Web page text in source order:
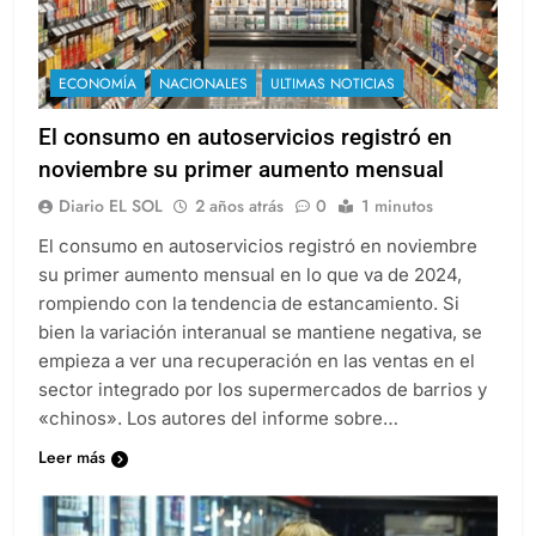
ECONOMÍA NACIONALES ULTIMAS NOTICIAS
El consumo en autoservicios registró en
noviembre su primer aumento mensual
Diario EL SOL 2 años atrás 0 1 minutos
El consumo en autoservicios registró en noviembre
su primer aumento mensual en lo que va de 2024,
rompiendo con la tendencia de estancamiento. Si
bien la variación interanual se mantiene negativa, se
empieza a ver una recuperación en las ventas en el
sector integrado por los supermercados de barrios y
«chinos». Los autores del informe sobre…
Leer más